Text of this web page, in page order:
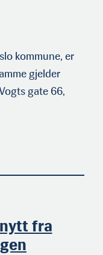
kommune, er
gjelder
gate 66,
fra